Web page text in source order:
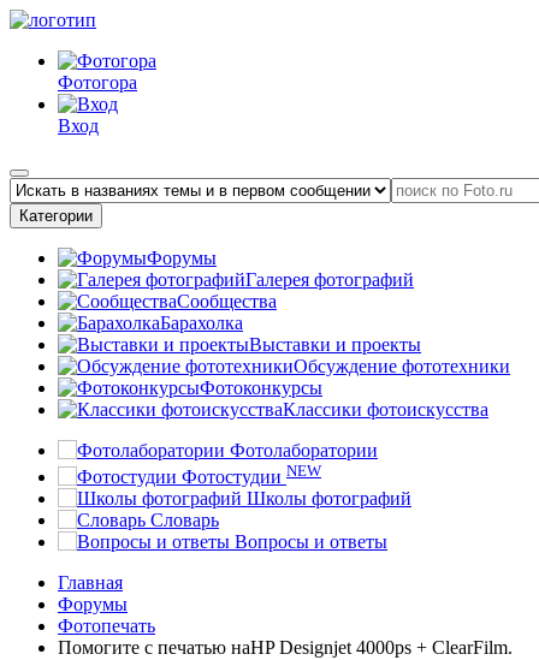
Фотогора
Вход
Категории
Форумы
Галерея фотографий
Сообщества
Барахолка
Выставки и проекты
Обсуждение фототехники
Фотоконкурсы
Классики фотоискусства
Фотолаборатории
Фотостудии NEW
Школы фотографий
Словарь
Вопросы и ответы
Главная
Форумы
Фотопечать
Помогите с печатью наHP Designjet 4000ps + ClearFilm.